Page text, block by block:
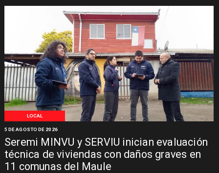
LOCAL
Seremi MINVU y SERVIU inician evaluación
técnica de viviendas con daños graves en
11 comunas del Maule
5 DE AGOSTO DE 2026